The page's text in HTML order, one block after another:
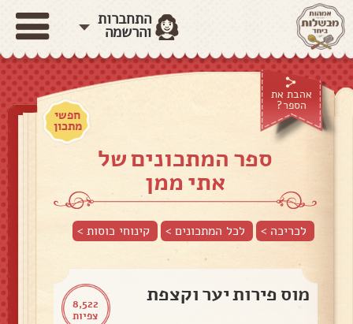
התחברות
והרשמה
אהבת את
הספר?
חפשי
מתכון
ספר המתכונים של
אתי ממן
לכריכה > לכל המתכונים > קינוחי כוסות>
8,522
צפיות
מוס פירות יער וקצפת